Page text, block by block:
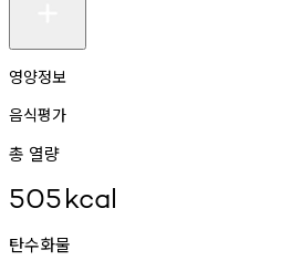
영양정보
음식평가
총 열량
505kcal
탄수화물